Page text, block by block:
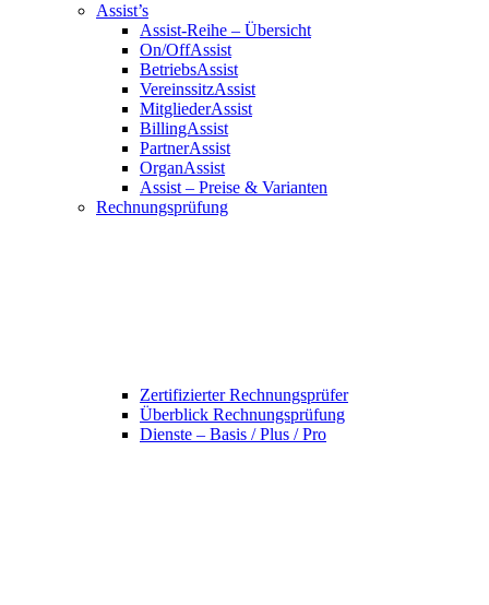
Assist’s
Assist-Reihe – Übersicht
On/OffAssist
BetriebsAssist
VereinssitzAssist
MitgliederAssist
BillingAssist
PartnerAssist
OrganAssist
Assist – Preise & Varianten
Rechnungsprüfung
Zertifizierter Rechnungsprüfer
Überblick Rechnungsprüfung
Dienste – Basis / Plus / Pro